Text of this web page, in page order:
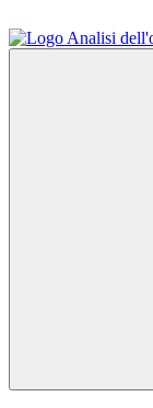
al
contenuto
Osservare le opere